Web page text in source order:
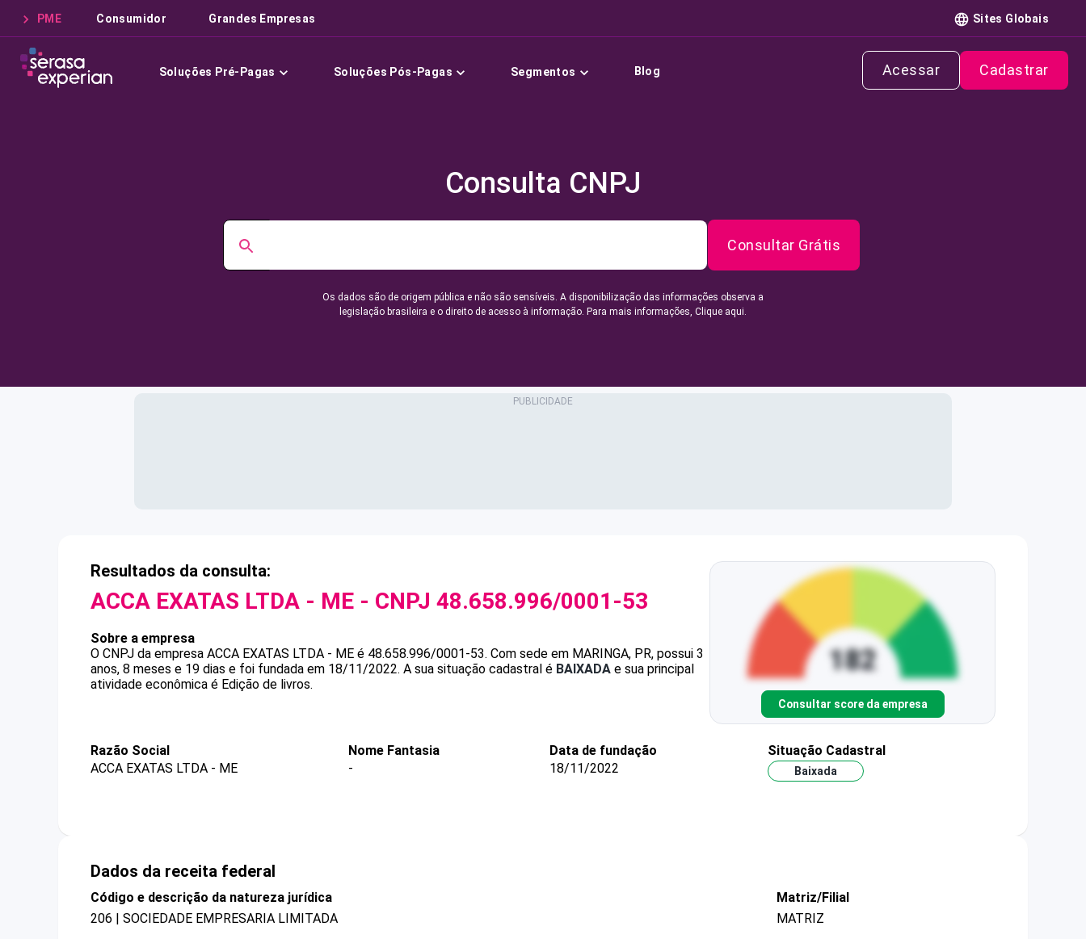
PME Consumidor Grandes Empresas Sites Globais
Soluções Pré-Pagas Soluções Pós-Pagas Segmentos Blog Acessar Cadastrar
Consulta CNPJ
Consultar Grátis
Os dados são de origem pública e não são sensíveis. A disponibilização das informações observa a
legislação brasileira e o direito de acesso à informação. Para mais informações, Clique aqui.
Resultados da consulta:
ACCA EXATAS LTDA - ME - CNPJ 48.658.996/0001-53
Sobre a empresa
O CNPJ da empresa ACCA EXATAS LTDA - ME é 48.658.996/0001-53. Com sede em MARINGA, PR, possui 3
anos, 8 meses e 19 dias e foi fundada em 18/11/2022. A sua situação cadastral é BAIXADA e sua principal
atividade econômica é Edição de livros.
Consultar score da empresa
Razão Social
ACCA EXATAS LTDA - ME
Nome Fantasia
-
Data de fundação
18/11/2022
Situação Cadastral
Baixada
Dados da receita federal
Código e descrição da natureza jurídica
206 | SOCIEDADE EMPRESARIA LIMITADA
Matriz/Filial
MATRIZ